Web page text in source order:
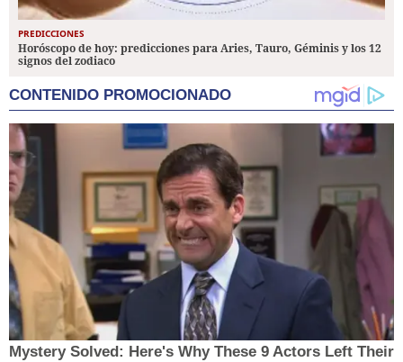
PREDICCIONES
Horóscopo de hoy: predicciones para Aries, Tauro, Géminis y los 12
signos del zodiaco
CONTENIDO PROMOCIONADO
Mystery Solved: Here's Why These 9 Actors Left Their